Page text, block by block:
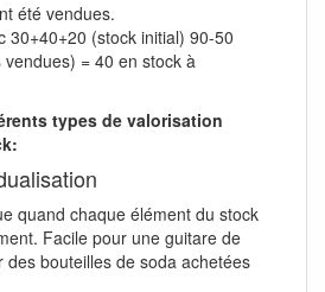
été vendues.
30+40+20 (stock initial) 90-50
= 40 en stock à
types de valorisation
quand chaque élément du stock
Facile pour une guitare de
des bouteilles de soda achetées